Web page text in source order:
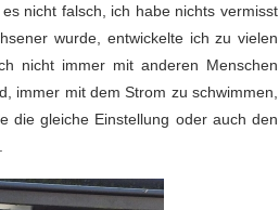
nicht falsch, ich habe nichts vermisst
wurde, entwickelte ich zu vielen
nicht immer mit anderen Menschen
immer mit dem Strom zu schwimmen,
die gleiche Einstellung oder auch den